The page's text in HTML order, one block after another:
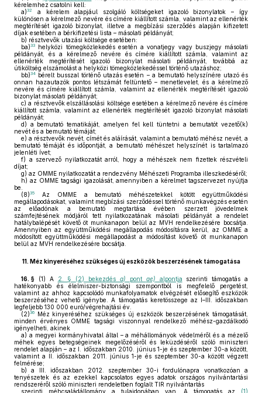
kérelemhez csatolni kell:
a)32
a kérelem alapjául szolgáló költségeket igazoló bizonylatok – így
különösen a kérelmező nevére és címére kiállított számla, valamint az ellenérték
megtérítését igazoló bizonylat, illetve a megbízási szerződés alapján kifizetett
díjak esetében a bérkifizetési lista – másolati példányát;
b) résztvevők utazási költsége esetében:
ba)33
helyközi tömegközlekedés esetén a vonatjegy vagy buszjegy másolati
példányát, és a kérelmező nevére és címére kiállított számla, valamint az
ellenérték megtérítését igazoló bizonylat másolati példányát, továbbá az
útiköltség elszámolást a helyközi tömegközlekedéssel történő utazáshoz;
bb)34 bérelt busszal történő utazás esetén – a bemutató helyszínére utazó és
onnan hazautazók pontos létszámát feltüntető – menetlevelet, és a kérelmező
nevére és címére kiállított számla, valamint az ellenérték megtérítését igazoló
bizonylat másolati példányát;
c) a résztvevők elszállásolási költsége esetében a kérelmező nevére és címére
kiállított számla, valamint az ellenérték megtérítését igazoló bizonylat másolati
példányát;
d) a bemutató tematikáját, amelyen fel kell tüntetni a bemutatót vezető(k)
nevét és a bemutató témáját;
e) a résztvevők nevét, címét és aláírását, valamint a bemutató méhész nevét, a
bemutató témáját és időpontját, a bemutató méhészet helyszínét is tartalmazó
jelenléti ívet;
f) a szervező nyilatkozatát arról, hogy a méhészek nem fizettek részvételi
díjat;
g) az OMME nyilatkozatát a rendezvény Méhészeti Programba illeszkedéséről;
h) az OMME tagsági igazolását, amennyiben a kérelmet tagszervezet nyújtja
be.
(8)35
Az OMME a bemutató méhészetekkel kötött együttműködési
megállapodásokat, valamint megbízási szerződéssel történő munkavégzés esetén
az előadónak a bemutató megtartása évében szerzett jövedelmek
számfejtésének módjáról tett nyilatkozatának másolati példányát a rendelet
hatálybalépését követő öt munkanapon belül az MVH rendelkezésére bocsátja.
Amennyiben az együttműködési megállapodás módosításra kerül, az OMME a
módosított együttműködési megállapodást a módosítást követő öt munkanapon
belül az MVH rendelkezésére bocsátja.
11. Méz kinyeréséhez szükséges új eszközök beszerzésének támogatása
16. § (1) A 2. § (2) bekezdés a) pont ae) alpontja szerinti támogatás a
hatékonyabb és élelmiszer-biztonsági szempontból is megfelelő pergetést,
valamint az ahhoz kapcsolódó munkafolyamatok elvégzését elősegítő eszközök
beszerzéséhez vehető igénybe. A támogatás keretösszege az I–III. időszakban
legfeljebb 130 000 euró/végrehajtási év.
(2)36
Méz kinyeréséhez szükséges új eszközök beszerzésének támogatását,
minden érvényes OMME tagsági viszonnyal rendelkező méhész-gazdálkodó
igényelheti, akinek
a) a megyei kormányhivatal által – a méhállományok védelméről és a mézelő
méhek egyes betegségeinek megelőzéséről és leküzdéséről szóló miniszteri
rendelet alapján – az I. időszakban 2010. június 1-je és szeptember 30-a között,
valamint a II. időszakban 2011. június 1-je és szeptember 30-a között végzett
felmérése;
b) a III. időszakban 2012. szeptember 30-i fordulónapra vonatkozóan a
tenyészetek és az ezekkel kapcsolatos egyes adatok országos nyilvántartási
rendszeréről szóló miniszteri rendeletben foglalt TIR nyilvántartás
szerinti méhcsaládállomány a tulajdonában van. A támogatás az (1)